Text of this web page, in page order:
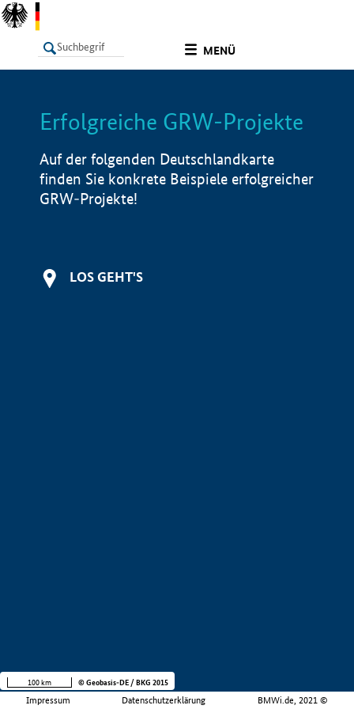
MENÜ
LISTE Info
Erfolgreiche GRW-Projekte
Auf der folgenden Deutschlandkarte
finden Sie konkrete Beispiele erfolgreicher
GRW-Projekte!
LOS GEHT'S
Impressum Datenschutzerklärung BMWi.de, 2021 ©
100 km © Geobasis-DE / BKG 2015